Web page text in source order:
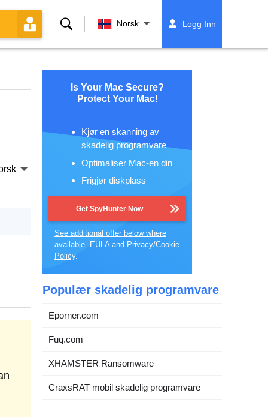
Søk Norsk Logg Inn
Is Your Mac Secure?
Protect Your Mac!
Kjør en skanning av
skadelig programvare
Optimaliser Mac-en din
Frigjør diskplass
Get SpyHunter Now
See additional offer below where
available. EULAand Privacy/Cookie
Policy.
Populær skadelig programvare
Eporner.com
Fuq.com
XHAMSTER Ransomware
CraxsRAT mobil skadelig programvare